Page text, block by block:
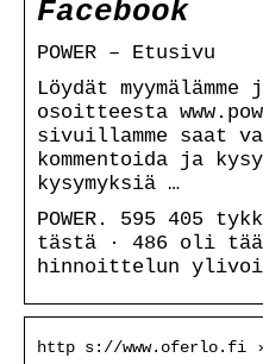
Facebook
POWER – Etusivu
Löydät myymälämme
osoitteesta
sivuillamme saat
kommentoida ja
kysymyksiä …
POWER. 595 405
tästä · 486 oli
hinnoittelun
http s://www.oferlo.fi